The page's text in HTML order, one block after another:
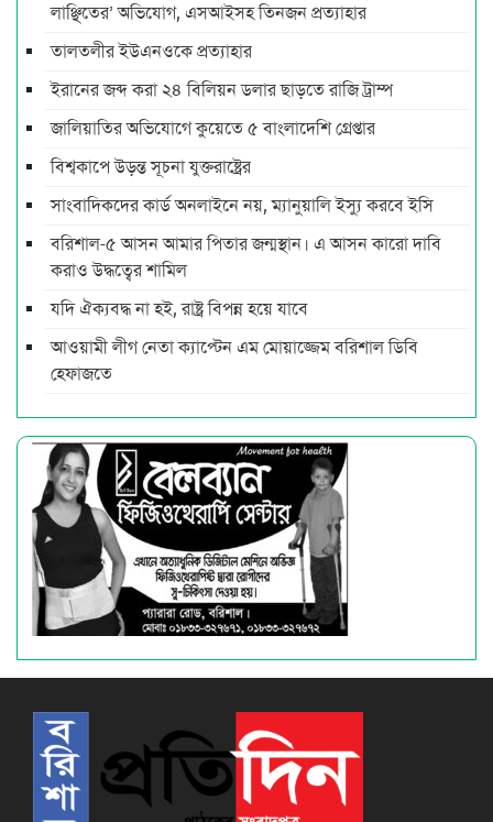
লাঞ্ছিতের’ অভিযোগ, এসআইসহ তিনজন প্রত্যাহার
তালতলীর ইউএনওকে প্রত্যাহার
ইরানের জব্দ করা ২৪ বিলিয়ন ডলার ছাড়তে রাজি ট্রাম্প
জালিয়াতির অভিযোগে কুয়েতে ৫ বাংলাদেশি গ্রেপ্তার
বিশ্বকাপে উড়ন্ত সূচনা যুক্তরাষ্ট্রের
সাংবাদিকদের কার্ড অনলাইনে নয়, ম্যানুয়ালি ইস্যু করবে ইসি
বরিশাল-৫ আসন আমার পিতার জন্মস্থান। এ আসন কারো দাবি
করাও উদ্ধত্বের শামিল
যদি ঐক্যবদ্ধ না হই, রাষ্ট্র বিপন্ন হয়ে যাবে
আওয়ামী লীগ নেতা ক্যাপ্টেন এম মোয়াজ্জেম বরিশাল ডিবি
হেফাজতে